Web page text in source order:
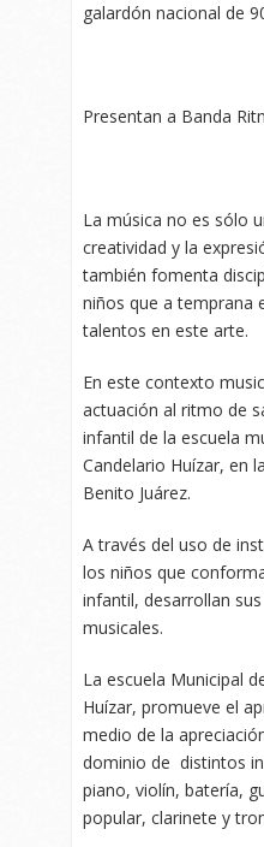
galardón nacional de
Presentan a Banda
La música no es sólo
creatividad y la
también fomenta
niños que a temprana
talentos en este arte.
En este contexto
actuación al ritmo de
infantil de la escuela
Candelario Huízar, en
Benito Juárez.
A través del uso de
los niños que
infantil, desarrollan
musicales.
La escuela Municipal
Huízar, promueve el
medio de la
dominio de distintos
piano, violín, batería,
popular, clarinete y